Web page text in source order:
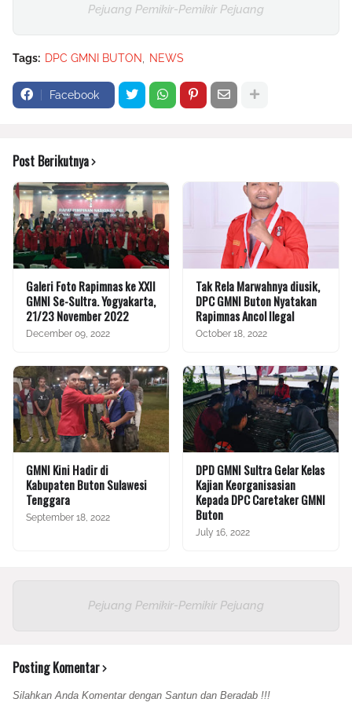
Pejuang Pemikir-Pemikir Pejuang
Tags: DPC GMNI BUTON NEWS
Facebook
Post Berikutnya
Galeri Foto Rapimnas ke XXII
GMNI Se-Sultra. Yogyakarta,
21/23 November 2022
December 09, 2022
Tak Rela Marwahnya diusik,
DPC GMNI Buton Nyatakan
Rapimnas Ancol Ilegal
October 18, 2022
GMNI Kini Hadir di
Kabupaten Buton Sulawesi
Tenggara
September 18, 2022
DPD GMNI Sultra Gelar Kelas
Kajian Keorganisasian
Kepada DPC Caretaker GMNI
Buton
July 16, 2022
Pejuang Pemikir-Pemikir Pejuang
Posting Komentar
Silahkan Anda Komentar dengan Santun dan Beradab !!!